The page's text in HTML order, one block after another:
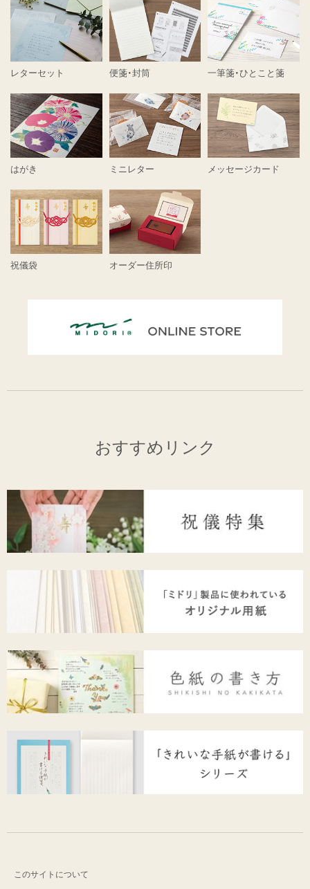
レターセット 便箋・封筒 一筆箋・ひとこと箋
はがき ミニレター メッセージカード
祝儀袋 オーダー住所印
おすすめリンク
このサイトについて